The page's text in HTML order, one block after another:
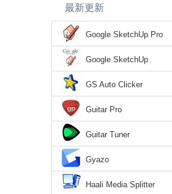
最新更新
Google SketchUp Pro
Google SketchUp
GS Auto Clicker
Guitar Pro
Guitar Tuner
Gyazo
Haali Media Splitter